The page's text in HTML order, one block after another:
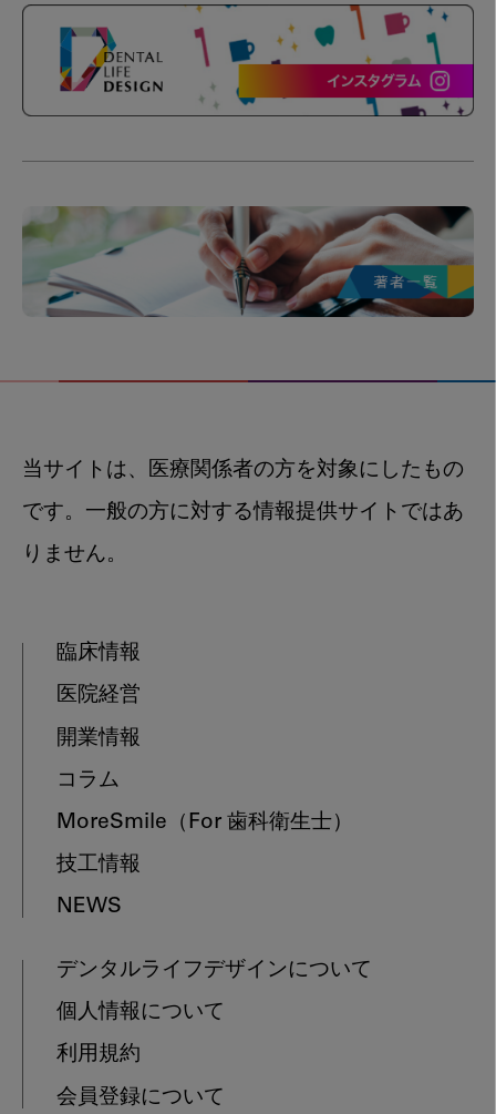
当サイトは、医療関係者の方を対象にしたもの
です。一般の方に対する情報提供サイトではあ
りません。
臨床情報
医院経営
開業情報
コラム
MoreSmile （For 歯科衛生士）
技工情報
NEWS
デンタルライフデザインについて
個人情報について
利用規約
会員登録について